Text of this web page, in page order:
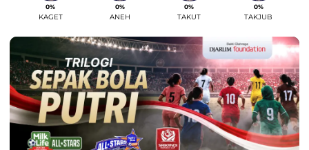
0%
KAGET
0%
ANEH
0%
TAKUT
0%
TAKJUB